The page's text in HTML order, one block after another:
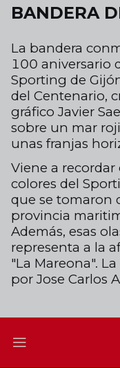
BANDERA
La bandera
100 aniversario
Sporting de
del Centenario,
gráfico Javier
sobre un mar
unas franjas
Viene a
colores del
que se tomaron
provincia
Además, esas
representa a la
"La Mareona".
por Jose Carlos